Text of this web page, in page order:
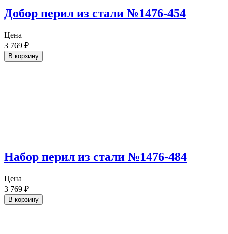
Добор перил из стали №1476-454
Цена
3 769 ₽
В корзину
Набор перил из стали №1476-484
Цена
3 769 ₽
В корзину